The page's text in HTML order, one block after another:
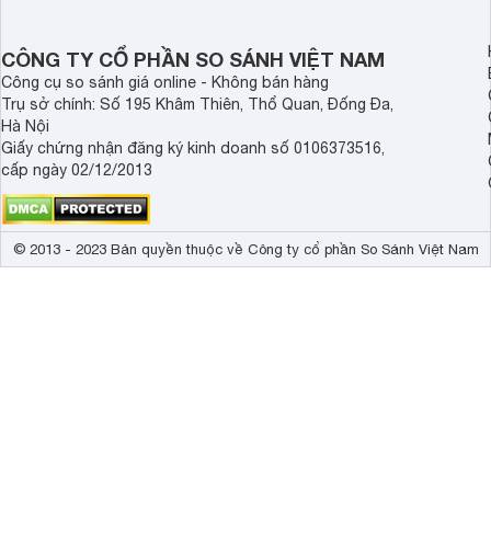
CÔNG TY CỔ PHẦN SO SÁNH VIỆT NAM
Công cụ so sánh giá online - Không bán hàng
Trụ sở chính: Số 195 Khâm Thiên, Thổ Quan, Đống Đa,
Hà Nội
Giấy chứng nhận đăng ký kinh doanh số 0106373516,
cấp ngày 02/12/2013
© 2013 - 2023 Bản quyền thuộc về Công ty cổ phần So Sánh Việt Nam